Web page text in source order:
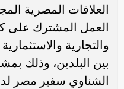
العلاقات المصرية
العمل المشترك على
والتجارية
بين البلدين، وذلك
الشناوي سفير مصر